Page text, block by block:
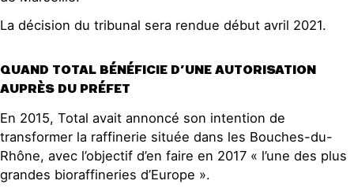
La décision du tribunal sera rendue début avril 2021.
QUAND TOTAL BÉNÉFICIE D’UNE AUTORISATION
AUPRÈS DU PRÉFET
En 2015, Total avait annoncé son intention de
transformer la raffinerie située dans les Bouches-du-
Rhône, avec l’objectif d’en faire en 2017 « l’une des plus
grandes bioraffineries d’Europe ».